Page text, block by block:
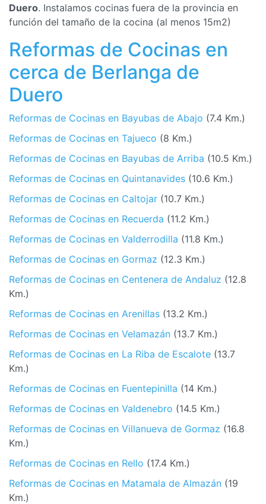
Duero. Instalamos cocinas fuera de la provincia en
función del tamaño de la cocina (al menos 15m2)
Reformas de Cocinas en
cerca de Berlanga de
Duero
Reformas de Cocinas en Bayubas de Abajo (7.4 Km.)
Reformas de Cocinas en Tajueco (8 Km.)
Reformas de Cocinas en Bayubas de Arriba (10.5 Km.)
Reformas de Cocinas en Quintanavides (10.6 Km.)
Reformas de Cocinas en Caltojar (10.7 Km.)
Reformas de Cocinas en Recuerda (11.2 Km.)
Reformas de Cocinas en Valderrodilla (11.8 Km.)
Reformas de Cocinas en Gormaz (12.3 Km.)
Reformas de Cocinas en Centenera de Andaluz (12.8
Km.)
Reformas de Cocinas en Arenillas (13.2 Km.)
Reformas de Cocinas en Velamazán (13.7 Km.)
Reformas de Cocinas en La Riba de Escalote (13.7
Km.)
Reformas de Cocinas en Fuentepinilla (14 Km.)
Reformas de Cocinas en Valdenebro (14.5 Km.)
Reformas de Cocinas en Villanueva de Gormaz (16.8
Km.)
Reformas de Cocinas en Rello (17.4 Km.)
Reformas de Cocinas en Matamala de Almazán (19
Km.)